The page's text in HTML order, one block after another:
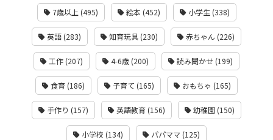
7歳以上 (495) 絵本 (452) 小学生 (338)
英語 (283) 知育玩具 (230) 赤ちゃん (226)
工作 (207) 4-6歳 (200) 読み聞かせ (199)
食育 (186) 子育て (165) おもちゃ (165)
手作り (157) 英語教育 (156) 幼稚園 (150)
小学校 (134) パパママ (125)